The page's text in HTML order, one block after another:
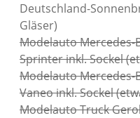
Deutschland-
Gläser)
Modelauto Mercedes-
Sprinter inkl. Sockel
Modelauto Mercedes-
Vaneo inkl. Sockel
Modelauto Truck